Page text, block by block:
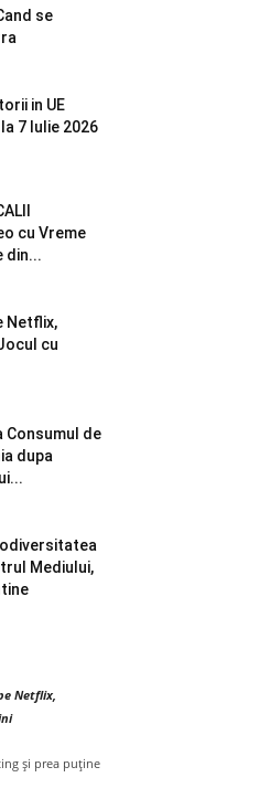
se
in UE
7 Iulie 2026
cu Vreme
din...
Netflix,
cu
Consumul de
dupa
Mediului,
Netflix,
și prea puține